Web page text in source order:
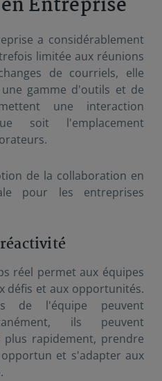
a considérablement
limitée aux réunions
de courriels, elle
gamme d'outils et de
une interaction
soit l'emplacement
de la collaboration en
pour les entreprises
réel permet aux équipes
défis et aux opportunités.
de l'équipe peuvent
ils peuvent
rapidement, prendre
et s'adapter aux